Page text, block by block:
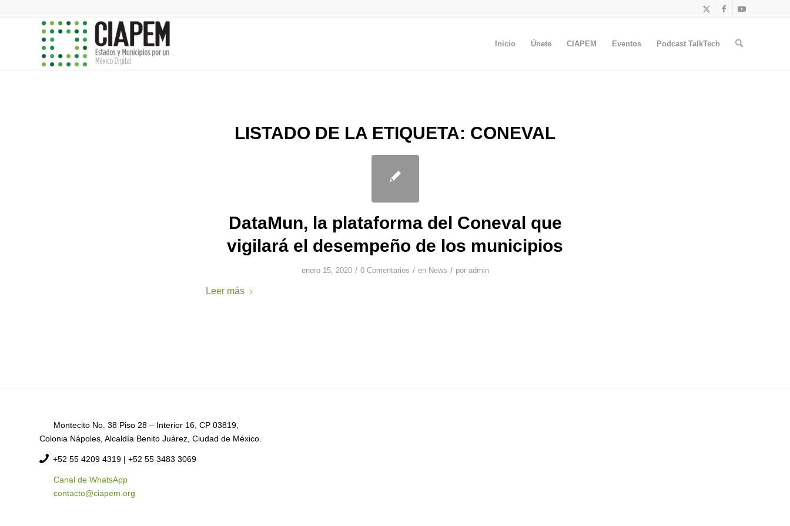
Inicio Únete CIAPEM Eventos Podcast TalkTech
LISTADO DE LA ETIQUETA: CONEVAL
DataMun, la plataforma del Coneval que
vigilará el desempeño de los municipios
enero 15, 2020 / 0 Comentarios / en News / por admin
Leer más
Montecito No. 38 Piso 28 – Interior 16, CP 03819,
Colonia Nápoles, Alcaldía Benito Juárez, Ciudad de México.
+52 55 4209 4319 | +52 55 3483 3069
Canal de WhatsApp
contacto@ciapem.org